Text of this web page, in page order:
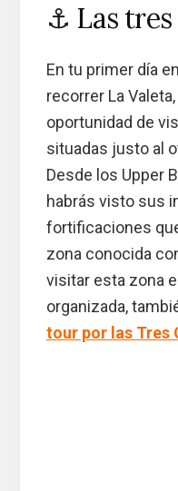
⚓ Las
En tu primer día
recorrer La
oportunidad de
situadas justo al
Desde los Upper
habrás visto sus
fortificaciones
zona conocida
visitar esta zona
organizada,
tour por las Tres